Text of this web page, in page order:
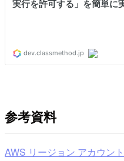
参考資料
AWS リージョン アカウン